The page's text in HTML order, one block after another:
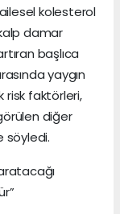
kolesterol
damar
başlıca
yaygın
risk faktörleri,
diğer
söyledi.